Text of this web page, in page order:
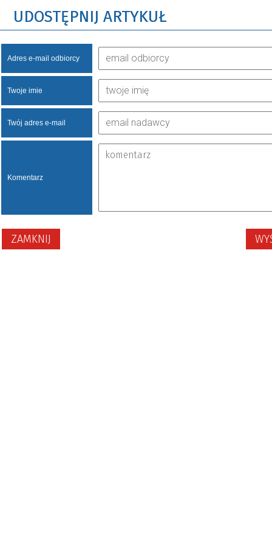
UDOSTĘPNIJ ARTYKUŁ
Adres e-mail odbiorcy
Twoje imie
Twój adres e-mail
Komentarz